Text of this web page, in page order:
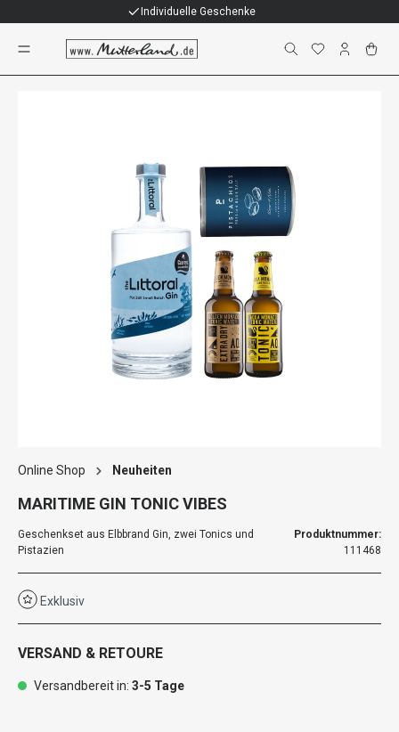
Individuelle Geschenke
Online Shop Neuheiten
MARITIME GIN TONIC VIBES
Geschenkset aus Elbbrand Gin, zwei Tonics und
Pistazien
Produktnummer:
111468
Exklusiv
VERSAND & RETOURE
Versandbereit in: 3-5 Tage